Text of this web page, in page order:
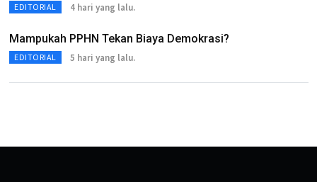
EDITORIAL 4 hari yang lalu.
Mampukah PPHN Tekan Biaya Demokrasi?
EDITORIAL 5 hari yang lalu.